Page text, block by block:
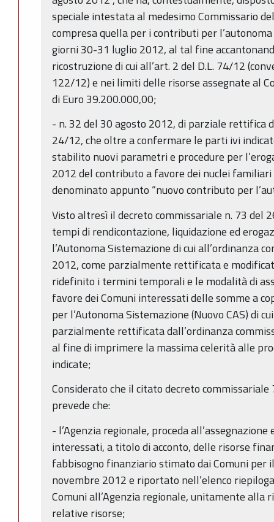
speciale intestata al medesimo Commissario
compresa quella per i contributi per
giorni 30-31 luglio 2012, al tal fine
ricostruzione di cui all’art. 2 del D.L. 74/12
122/12) e nei limiti delle risorse assegnate al
di Euro 39.200.000,00;
- n. 32 del 30 agosto 2012, di parziale rettifica
24/12, che oltre a confermare le parti ivi
stabilito nuovi parametri e procedure per
2012 del contributo a favore dei nuclei
denominato appunto “nuovo contributo per
Visto altresì il decreto commissariale n. 73 del
tempi di rendicontazione, liquidazione ed
l’Autonoma Sistemazione di cui all’ordinanza
2012, come parzialmente rettificata e
ridefinito i termini temporali e le modalità di
favore dei Comuni interessati delle somme a
per l’Autonoma Sistemazione (Nuovo CAS) di
parzialmente rettificata dall’ordinanza
al fine di imprimere la massima celerità alle
indicate;
Considerato che il citato decreto
prevede che:
- l’Agenzia regionale, proceda
interessati, a titolo di acconto, delle risorse
fabbisogno finanziario stimato dai Comuni per
novembre 2012 e riportato nell’elenco
Comuni all’Agenzia regionale, unitamente
relative risorse;